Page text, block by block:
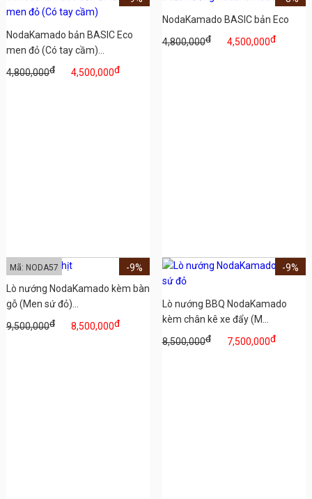
NodaKamado bản BASIC Eco
men đỏ (Có tay cầm)...
4,800,000đ 4,500,000đ
NodaKamado BASIC bản Eco
4,800,000đ 4,500,000đ
Lò nướng NodaKamado kèm bàn
gỗ (Men sứ đỏ)...
9,500,000đ 8,500,000đ
-9%
Mã: NODA57
Lò nướng BBQ NodaKamado
kèm chân kê xe đẩy (M...
8,500,000đ 7,500,000đ
-9%